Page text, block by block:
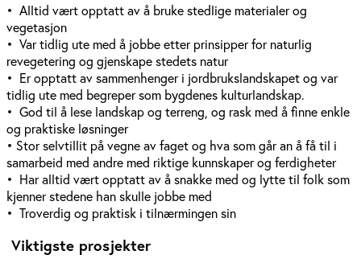
• Alltid vært opptatt av å bruke stedlige materialer og
vegetasjon
• Var tidlig ute med å jobbe etter prinsipper for naturlig
revegetering og gjenskape stedets natur
• Er opptatt av sammenhenger i jordbrukslandskapet og var
tidlig ute med begreper som bygdenes kulturlandskap.
• God til å lese landskap og terreng, og rask med å finne enkle
og praktiske løsninger
• Stor selvtillit på vegne av faget og hva som går an å få til i
samarbeid med andre med riktige kunnskaper og ferdigheter
• Har alltid vært opptatt av å snakke med og lytte til folk som
kjenner stedene han skulle jobbe med
• Troverdig og praktisk i tilnærmingen sin
Viktigste prosjekter